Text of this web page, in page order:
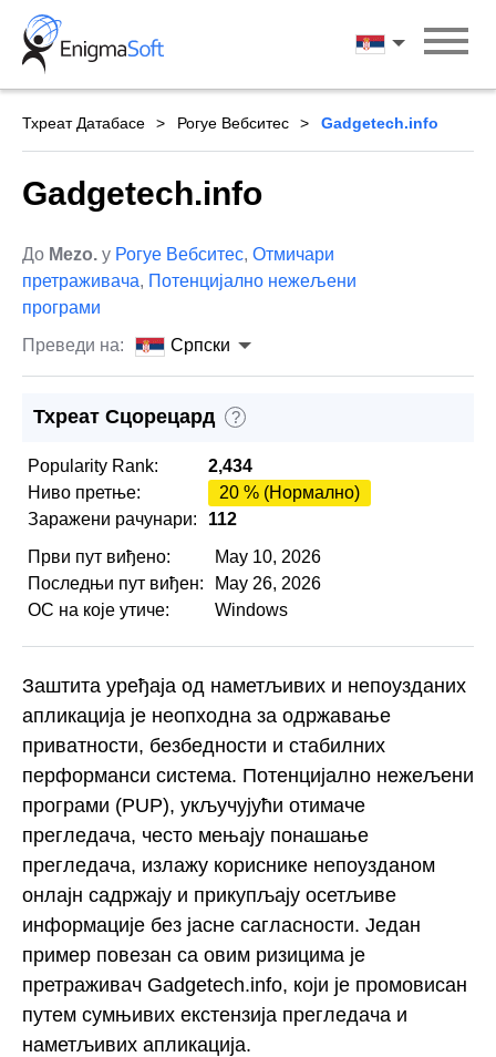
Skip
content
Српски
Тхреат Датабасе Рогуе Вебситес Gadgetech.info
Gadgetech.info
До Mezo. у Рогуе Вебситес, Отмичари
претраживача, Потенцијално нежељени
програми
Преведи на:
Српски
Тхреат Сцорецард ?
Popularity Rank:
2,434
Ниво претње:
20 % (Нормално)
Заражени рачунари:
112
Први пут виђено:
May 10, 2026
Последњи пут виђен:
May 26, 2026
ОС на које утиче:
Windows
Заштита уређаја од наметљивих и непоузданих
апликација је неопходна за одржавање
приватности, безбедности и стабилних
перформанси система. Потенцијално нежељени
програми (PUP), укључујући отимаче
прегледача, често мењају понашање
прегледача, излажу кориснике непоузданом
онлајн садржају и прикупљају осетљиве
информације без јасне сагласности. Један
пример повезан са овим ризицима је
претраживач Gadgetech.info, који је промовисан
путем сумњивих екстензија прегледача и
наметљивих апликација.